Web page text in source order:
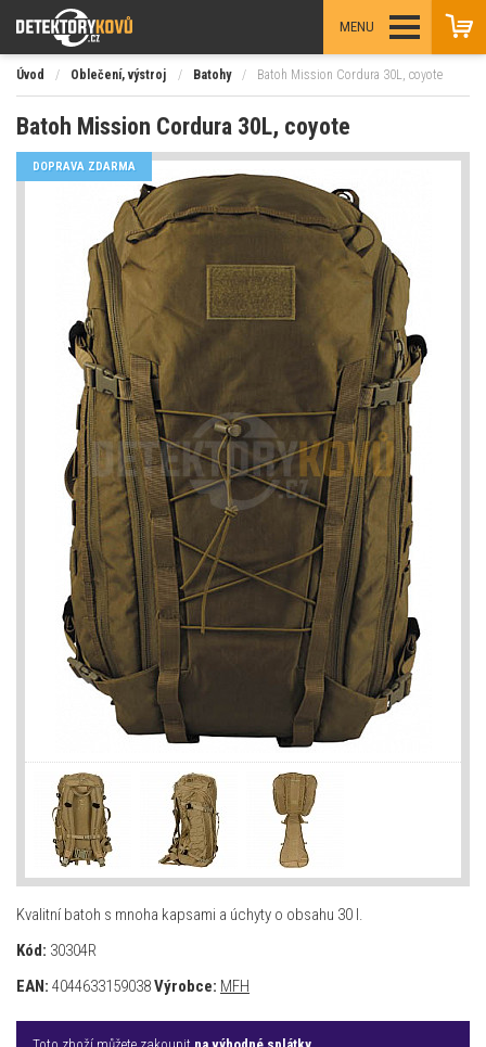
MENU
Úvod / Oblečení, výstroj / Batohy / Batoh Mission Cordura 30L, coyote
Batoh Mission Cordura 30L, coyote
DOPRAVA ZDARMA
Kvalitní batoh s mnoha kapsami a úchyty o obsahu 30 l.
Kód: 30304R
EAN: 4044633159038Výrobce: MFH